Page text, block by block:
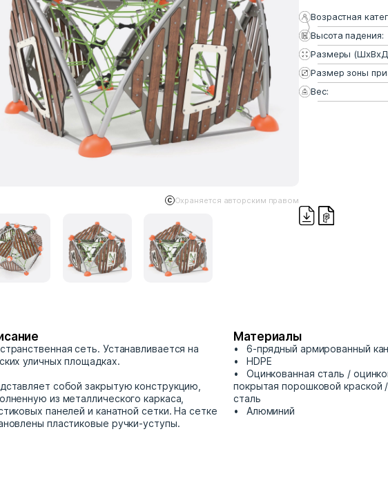
Охраняется авторским правом
Возрастная
Высота падения:
Размеры
Размер зоны
Вес:
сеть. Устанавливается на
уличных площадках.
собой закрытую конструкцию,
из металлического каркаса,
панелей и канатной сетки. На сетке
пластиковые ручки-уступы.
Материалы
6-прядный армированный
HDPE
Оцинкованная сталь /
покрытая порошковой
сталь
Алюминий